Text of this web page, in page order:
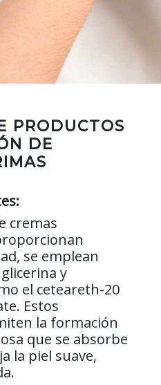
PRODUCTOS
DE
cremas
se emplean
y
el ceteareth-20
Estos
la formación
que se absorbe
la piel suave,